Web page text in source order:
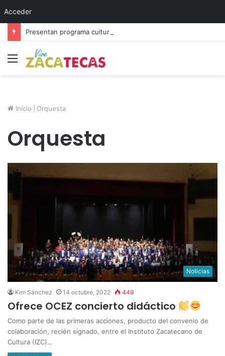
Acceder
Menú
Inicio Orquesta
Orquesta
Noticias
Kim Sánchez 14 octubre, 2022 449
Ofrece OCEZ concierto didáctico
Como parte de las primeras acciones, producto del convenio de
colaboración, recién signado, entre el Instituto Zacatecano de
Cultura (IZC)…